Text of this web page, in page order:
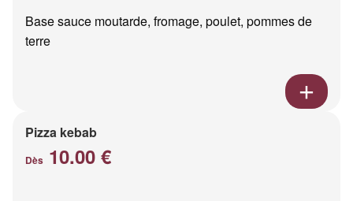
Base sauce moutarde, fromage, poulet, pommes de
terre
Pizza kebab
Dès 10.00 €